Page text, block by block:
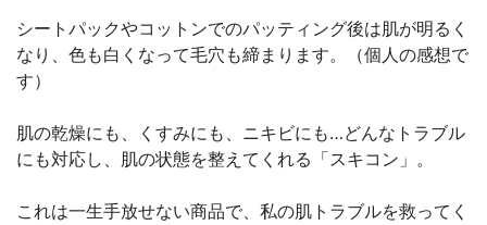
シートパックやコットンでのパッティング後は肌が明るく
なり、色も白くなって毛穴も締まります。（個人の感想で
す）
肌の乾燥にも、くすみにも、ニキビにも…どんなトラブル
にも対応し、肌の状態を整えてくれる「スキコン」。
これは一生手放せない商品で、私の肌トラブルを救ってく